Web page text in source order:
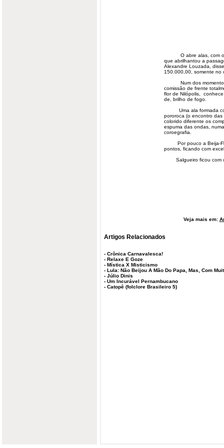
O abre alas, com o
que abrilhantou a
Alexandre Louzada,
150.000,00, somente no
Num dos momentos
comissão de frente
flor de Nilópolis,
de, brilho de fogo.
Uma ala formada
pororoca (o encontro
colorido diferente os
espuma das ondas,
coroegrafia.
Por pouco a Beija-
pontos, ficando com
Salgueiro ficou com o
Veja mais em:
Artigos Relacionados
- Crônica Carnavalesca!
- Relaxe E Goze
- Mística X Misticismo
- Lula: Não Beijou A Mão Do Papa, Mas, Com
- Júlio Dinis
- Um Incurável Pernambucano
- Catopê (folclore Brasileiro 5)